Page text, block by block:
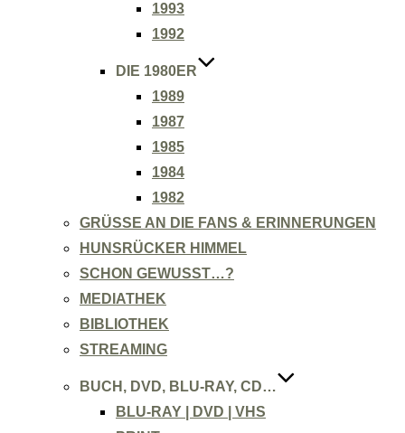
1993
1992
DIE 1980ER
1989
1987
1985
1984
1982
GRÜSSE AN DIE FANS & ERINNERUNGEN
HUNSRÜCKER HIMMEL
SCHON GEWUSST…?
MEDIATHEK
BIBLIOTHEK
STREAMING
BUCH, DVD, BLU-RAY, CD…
BLU-RAY | DVD | VHS